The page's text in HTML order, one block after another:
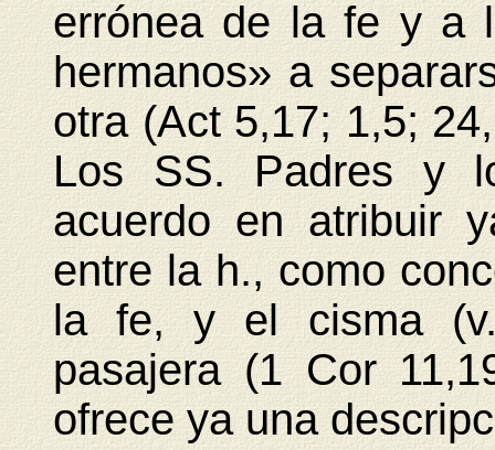
errónea de la fe y a
hermanos» a
otra (Act 5,17; 1,5;
Los SS. Padres y
acuerdo en atribuir
entre la h., como
la fe, y el cisma
pasajera (1 Cor
ofrece ya una